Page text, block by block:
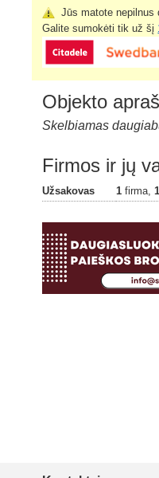
Jūs matote nepilnus
Galite sumokėti tik už šį
Objekto
Skelbiamas
Firmos ir jų
Užsakovas 1 firma, 1